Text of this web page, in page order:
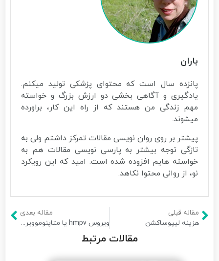
باران
پانزده سال است که محتوای پزشکی تولید میکنم.
یادگیری و آگاهی بخشی دو ارزش بزرگ و خواسته
مهم زندگی من هستند که از راه این کار، براورده
میشوند.
پیشتر بر روی روان نویسی مقالات تمرکز داشتم ولی به
تازگی توجه بیشتر به پارسی نویسی مقالات هم به
خواسته هایم افزوده شده است. امید که این رویکرد
نو، از روانی محتوا نکاهد.
مقاله قبلی
هزینه لیپوساکشن
مقاله بعدی
ویروس hmpv یا متاپنوموویروس انسانی
مقالات مرتبط